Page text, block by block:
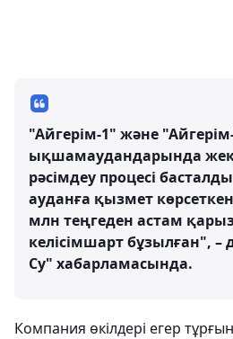
"Айгерім-1" және
ықшамаудандарында
рәсімдеу процесі
ауданға қызмет
млн теңгеден астам
келісімшарт бұзылған", –
Су" хабарламасында.
Компания өкілдері егер